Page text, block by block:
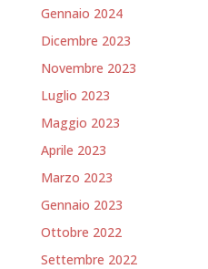
Gennaio 2024
Dicembre 2023
Novembre 2023
Luglio 2023
Maggio 2023
Aprile 2023
Marzo 2023
Gennaio 2023
Ottobre 2022
Settembre 2022